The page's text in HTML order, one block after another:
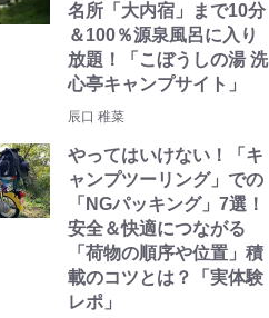
名所「大内宿」まで10分
＆100％源泉風呂に入り
放題！「こぼうしの湯 洗
心亭キャンプサイト」
辰口 稚菜
やってはいけない！「キ
ャンプツーリング」での
「NGパッキング」7選！
安全＆快適につながる
「荷物の順序や位置」積
載のコツとは？「実体験
レポ」